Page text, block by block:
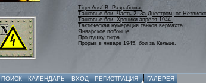
Tiger Ausf.B. Разработка.
Танковые бои. Часть 2. За Днестром, от
Танковые бои. Хроники апреля 1944.
Тактическая нумерация танков вермахта.
Январское побоище.
Про пушку тигра.
Прорыв в январе 1945, бои за Кельце.
ПОИСК КАЛЕНДАРЬ ВХОД РЕГИСТРАЦИЯ ГАЛЕРЕЯ